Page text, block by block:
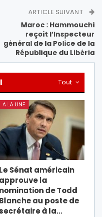
ARTICLE SUIVANT
Maroc : Hammouchi
reçoit l’Inspecteur
général de la Police de la
République du Libéria
Tout
A LA UNE
Le Sénat américain
approuve la
nomination de Todd
Blanche au poste de
secrétaire à la…